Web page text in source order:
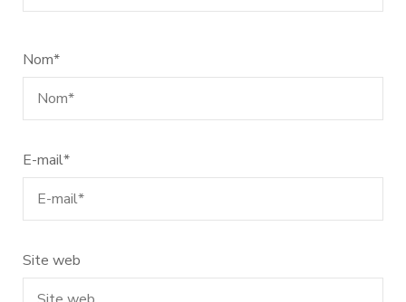
Nom*
E-mail*
Site web